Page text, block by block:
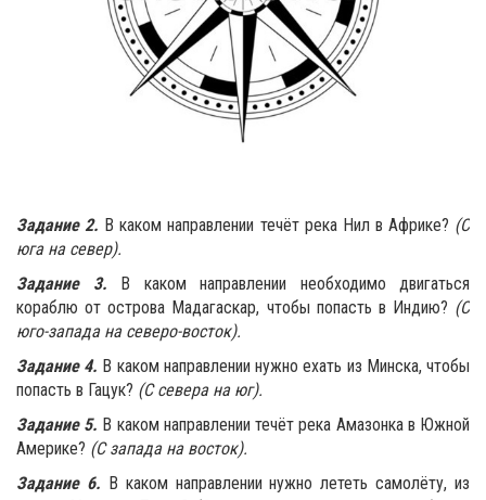
Задание 2. В каком направлении течёт река Нил в Африке? (С
юга на север).
Задание 3. В каком направлении необходимо двигаться
кораблю от острова Мадагаскар, чтобы попасть в Индию? (С
юго-запада на северо-восток).
Задание 4. В каком направлении нужно ехать из Минска, чтобы
попасть в Гацук? (С севера на юг).
Задание 5. В каком направлении течёт река Амазонка в Южной
Америке? (С запада на восток).
Задание 6. В каком направлении нужно лететь самолёту, из